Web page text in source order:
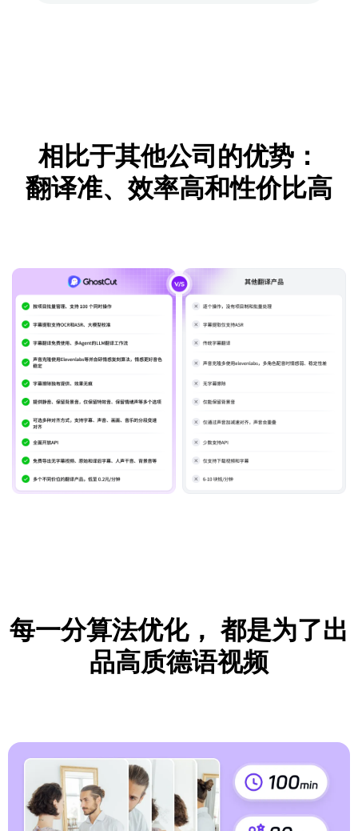
相比于其他公司的优势：
翻译准、效率高和性价比高
每一分算法优化， 都是为了出
品高质德语视频